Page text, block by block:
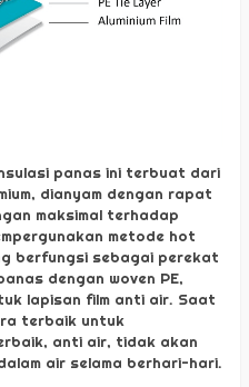
panas ini terbuat dari
dianyam dengan rapat
maksimal terhadap
metode hot
berfungsi sebagai perekat
dengan woven PE,
lapisan film anti air. Saat
terbaik untuk
anti air, tidak akan
air selama berhari-hari.